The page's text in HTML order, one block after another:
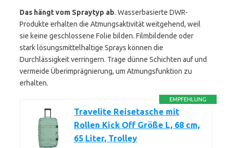
Das hängt vom Spraytyp ab. Wasserbasierte DWR-
Produkte erhalten die Atmungsaktivität weitgehend, weil
sie keine geschlossene Folie bilden. Filmbildende oder
stark lösungsmittelhaltige Sprays können die
Durchlässigkeit verringern. Trage dünne Schichten auf und
vermeide Überimprägnierung, um Atmungsfunktion zu
erhalten.
EMPFEHLUNG
Travelite Reisetasche mit
Rollen Kick Off Größe L, 68 cm,
65 Liter, Trolley